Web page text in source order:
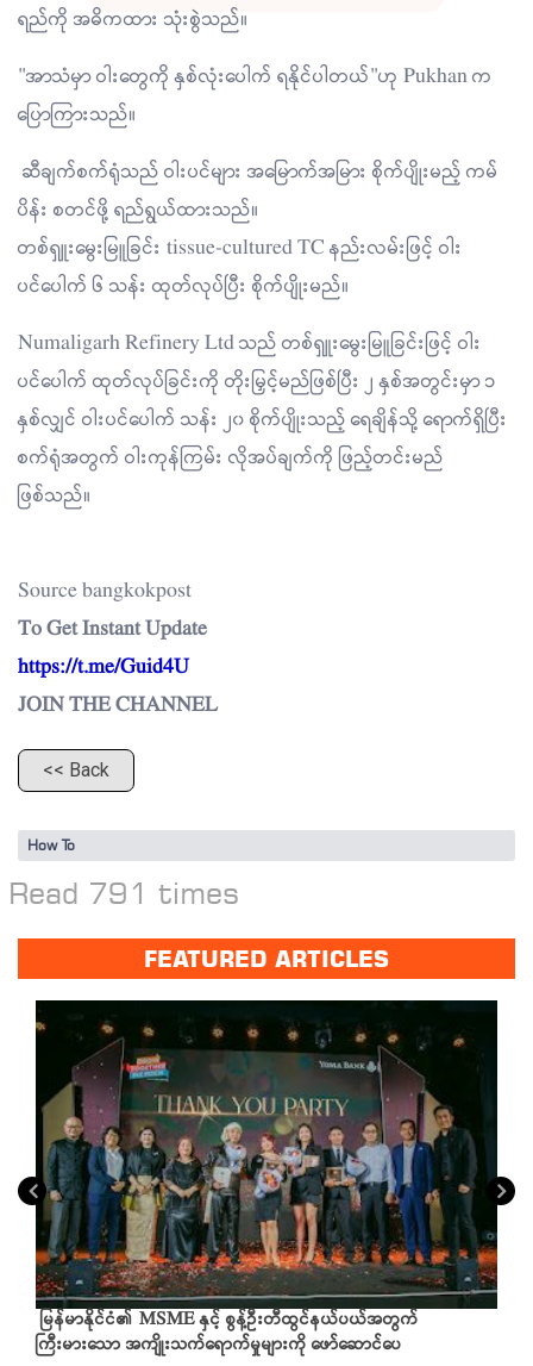
ရည်ကို အဓိကထား သုံးစွဲသည်။
"အာသံမှာ ဝါးတွေကို နှစ်လုံးပေါက် ရနိုင်ပါတယ်"ဟု Pukhan က
ပြောကြားသည်။
ဆီချက်စက်ရုံသည် ဝါးပင်များ အမြောက်အမြား စိုက်ပျိုးမည့် ကမ်
ပိန်း စတင်ဖို့ ရည်ရွယ်ထားသည်။
တစ်ရှူးမွေးမြူခြင်း tissue-cultured TC နည်းလမ်းဖြင့် ဝါး
ပင်ပေါက် ၆ သန်း ထုတ်လုပ်ပြီး စိုက်ပျိုးမည်။
Numaligarh Refinery Ltd သည် တစ်ရှူးမွေးမြူခြင်းဖြင့် ဝါး
ပင်ပေါက် ထုတ်လုပ်ခြင်းကို တိုးမြှင့်မည်ဖြစ်ပြီး ၂ နှစ်အတွင်းမှာ ၁
နှစ်လျှင် ဝါးပင်ပေါက် သန်း ၂၀ စိုက်ပျိုးသည့် ရေချိန်သို့ ရောက်ရှိပြီး
စက်ရုံအတွက် ဝါးကုန်ကြမ်း လိုအပ်ချက်ကို ဖြည့်တင်းမည်
ဖြစ်သည်။
Source bangkokpost
To Get Instant Update
https://t.me/Guid4U
JOIN THE CHANNEL
<< Back
How To
Read 791 times
FEATURED ARTICLES
မြန်မာနိုင်ငံ၏ MSME နှင့် စွန့်ဦးတီထွင်နယ်ပယ်အတွက်
ကြီးမားသော အကျိုးသက်ရောက်မှုများကို ဖော်ဆောင်ပေ